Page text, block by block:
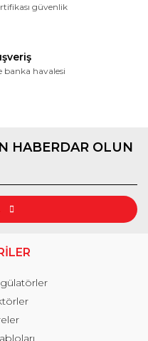
güvenlik
banka havalesi
HABERDAR OLUN